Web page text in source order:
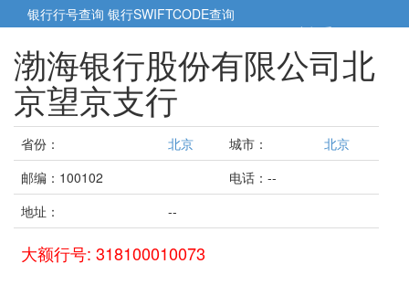
银行行号查询 银行SWIFTCODE查询
5cm小帮手5cm.cn
渤海银行股份有限公司北
京望京支行
省份： 北京 城市：
北京
邮编：100102
电话：--
地址：
--
大额行号: 318100010073